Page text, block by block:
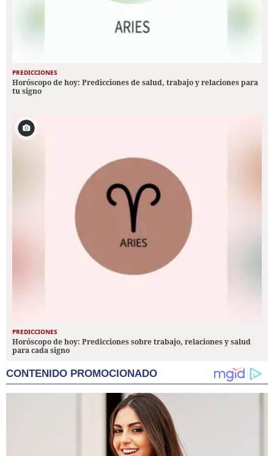
PREDICCIONES
Horóscopo de hoy: Predicciones de salud, trabajo y relaciones para
tu signo
PREDICCIONES
Horóscopo de hoy: Predicciones sobre trabajo, relaciones y salud
para cada signo
CONTENIDO PROMOCIONADO